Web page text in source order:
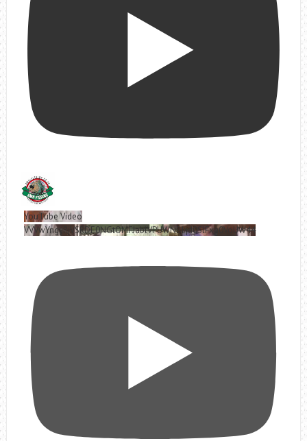
YouTube Video
VVVwYngyRjVSRDE0NGtOMFJablVPUWNBLjd0SlFxa0VoUW44